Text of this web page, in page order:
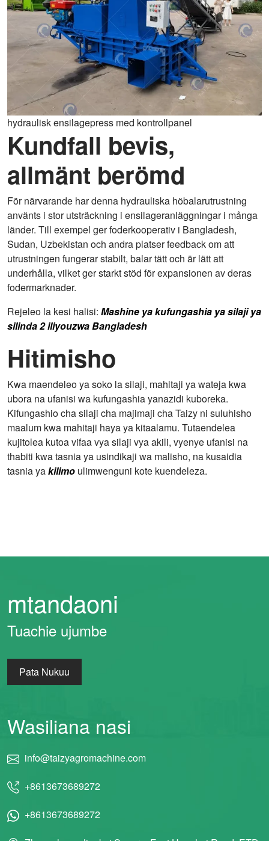
hydraulisk ensilagepress med kontrollpanel
Kundfall bevis,
allmänt berömd
För närvarande har denna hydrauliska höbalarutrustning
använts i stor utsträckning i ensilageranläggningar i många
länder. Till exempel ger foderkooperativ i Bangladesh,
Sudan, Uzbekistan och andra platser feedback om att
utrustningen fungerar stabilt, balar tätt och är lätt att
underhålla, vilket ger starkt stöd för expansionen av deras
fodermarknader.
Rejeleo la kesi halisi: Mashine ya kufungashia ya silaji ya
silinda 2 iliyouzwa Bangladesh
Hitimisho
Kwa maendeleo ya soko la silaji, mahitaji ya wateja kwa
ubora na ufanisi wa kufungashia yanazidi kuboreka.
Kifungashio cha silaji cha majimaji cha Taizy ni suluhisho
maalum kwa mahitaji haya ya kitaalamu. Tutaendelea
kujitolea kutoa vifaa vya silaji vya akili, vyenye ufanisi na
thabiti kwa tasnia ya usindikaji wa malisho, na kusaidia
tasnia yakilimo ulimwenguni kote kuendeleza.
mtandaoni
Tuachie ujumbe
Pata Nukuu
Wasiliana nasi
info@taizyagromachine.com
+8613673689272
+8613673689272